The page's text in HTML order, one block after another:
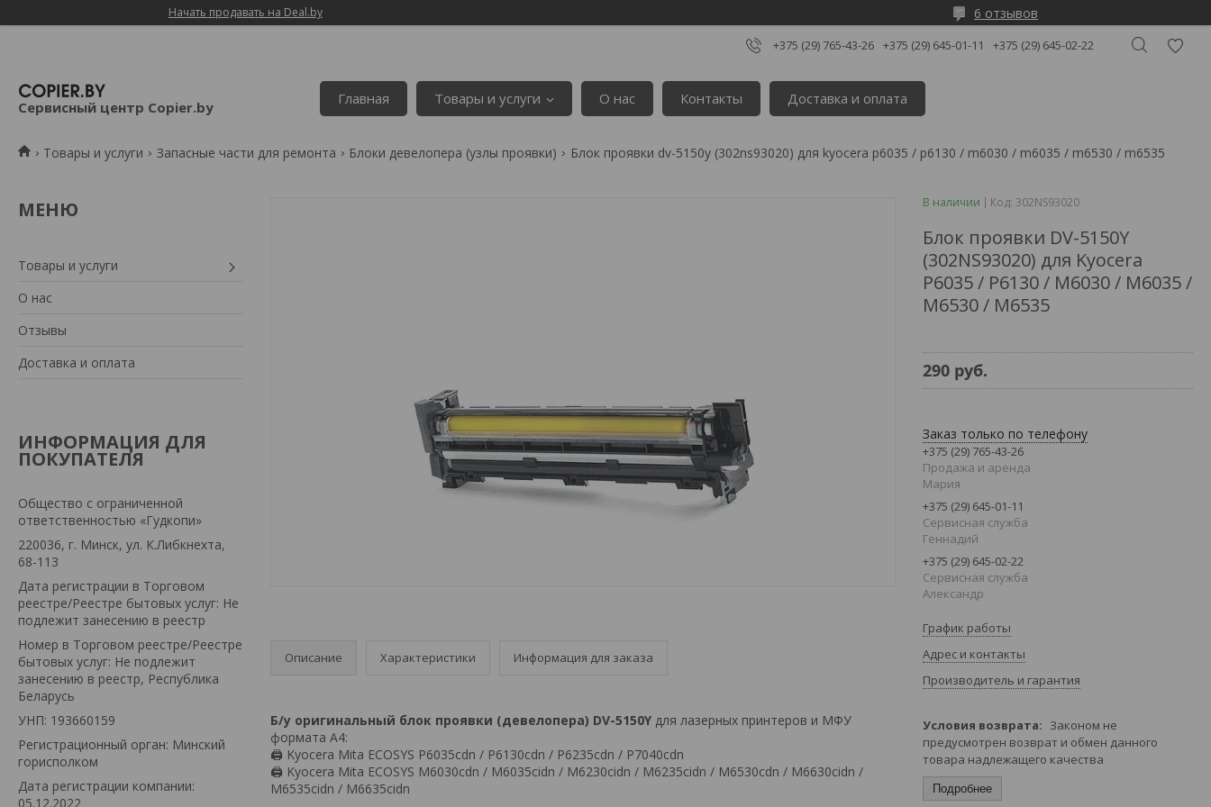
Начать продавать на Deal.by 6 отзывов
+375 (29) 765-43-26 +375 (29) 645-01-11 +375 (29) 645-02-22
Сервисный центр Copier.by Главная Товары и услуги О нас Контакты Доставка и оплата
Товары и услуги Запасные части для ремонта Блоки девелопера (узлы проявки) Блок проявки dv-5150y (302ns93020) для kyocera p6035 / p6130 / m6030 / m6035 / m6530 / m6535
Товары и услуги
О нас
Отзывы
Доставка и оплата
ИНФОРМАЦИЯ ДЛЯ
ПОКУПАТЕЛЯ
Общество с ограниченной
ответственностью «Гудкопи»
220036, г. Минск, ул. К.Либкнехта,
68-113
Дата регистрации в Торговом
реестре/Реестре бытовых услуг: Не
подлежит занесению в реестр
Номер в Торговом реестре/Реестре
бытовых услуг: Не подлежит
занесению в реестр, Республика
Беларусь
УНП: 193660159
Регистрационный орган: Минский
горисполком
Дата регистрации компании:
05.12.2022
Описание Характеристики Информация для заказа
Б/у оригинальный блок проявки (девелопера) DV-5150Y для лазерных принтеров и МФУ
формата А4:
🖨 Kyocera Mita ECOSYS P6035cdn / P6130cdn / P6235cdn / P7040cdn
🖨 Kyocera Mita ECOSYS M6030cdn / M6035cidn / M6230cidn / M6235cidn / M6530cdn / M6630cidn /
M6535cidn / M6635cidn
В наличии Код: 302NS93020
Блок проявки DV-5150Y
(302NS93020) для Kyocera
P6035 / P6130 / M6030 / M6035 /
M6530 / M6535
290 руб.
Заказ только по телефону
+375 (29) 765-43-26
Продажа и аренда
Мария
+375 (29) 645-01-11
Сервисная служба
Геннадий
+375 (29) 645-02-22
Сервисная служба
Александр
График работы
Адрес и контакты
Производитель и гарантия
Законом не
предусмотрен возврат и обмен данного
товара надлежащего качества
Подробнее